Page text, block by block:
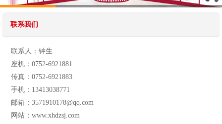
联系我们
联系人：钟生
座机：0752-6921881
传真：0752-6921883
手机：13413038771
邮箱：3571910178@qq.com
网站：www.xhdzsj.com